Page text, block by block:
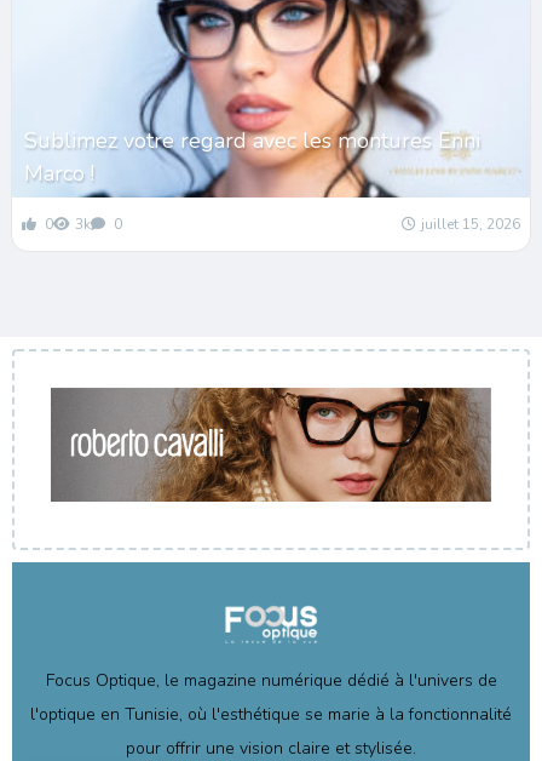
Sublimez votre regard avec les montures Enni
Marco !
0 3k 0 juillet 15, 2026
Focus Optique, le magazine numérique dédié à l'univers de
l'optique en Tunisie, où l'esthétique se marie à la fonctionnalité
pour offrir une vision claire et stylisée.